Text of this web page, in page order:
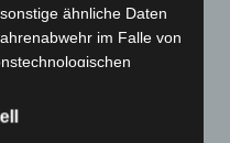
ähnliche Daten
im Falle von
Daten und